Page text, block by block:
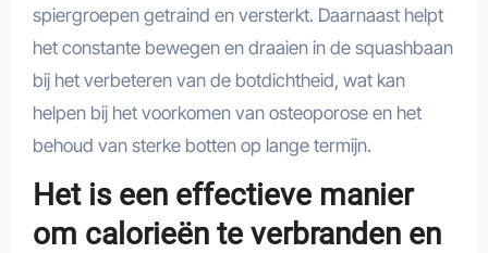
spiergroepen getraind en versterkt. Daarnaast helpt
het constante bewegen en draaien in de squashbaan
bij het verbeteren van de botdichtheid, wat kan
helpen bij het voorkomen van osteoporose en het
behoud van sterke botten op lange termijn.
Het is een effectieve manier
om calorieën te verbranden en